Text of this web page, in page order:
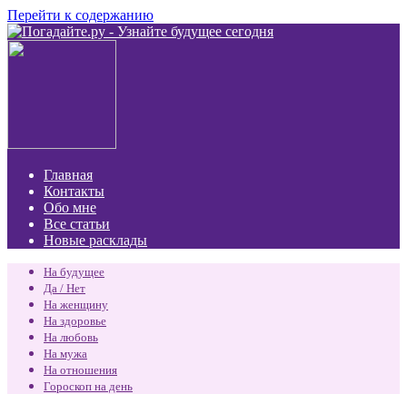
Перейти к содержанию
Главная
Контакты
Обо мне
Все статьи
Новые расклады
На будущее
Да / Нет
На женщину
На здоровье
На любовь
На мужа
На отношения
Гороскоп на день